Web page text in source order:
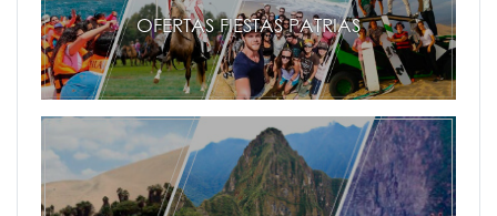
OFERTAS FIESTAS PATRIAS